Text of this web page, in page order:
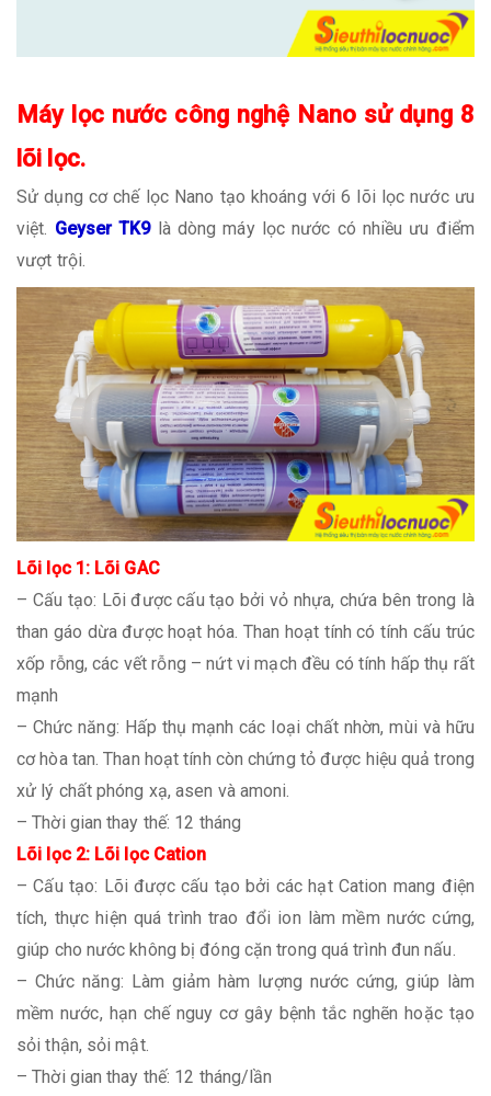
Máy lọc nước công nghệ Nano sử dụng 8
lõi lọc.
Sử dụng cơ chế lọc Nano tạo khoáng với 6 lõi lọc nước ưu
việt. Geyser TK9 là dòng máy lọc nước có nhiều ưu điểm
vượt trội.
Lõi lọc 1: Lõi GAC
– Cấu tạo: Lõi được cấu tạo bởi vỏ nhựa, chứa bên trong là
than gáo dừa được hoạt hóa. Than hoạt tính có tính cấu trúc
xốp rỗng, các vết rỗng – nứt vi mạch đều có tính hấp thụ rất
mạnh
– Chức năng: Hấp thụ mạnh các loại chất nhờn, mùi và hữu
cơ hòa tan. Than hoạt tính còn chứng tỏ được hiệu quả trong
xử lý chất phóng xạ, asen và amoni.
– Thời gian thay thế: 12 tháng
Lõi lọc 2: Lõi lọc Cation
– Cấu tạo: Lõi được cấu tạo bởi các hạt Cation mang điện
tích, thực hiện quá trình trao đổi ion làm mềm nước cứng,
giúp cho nước không bị đóng cặn trong quá trình đun nấu.
– Chức năng: Làm giảm hàm lượng nước cứng, giúp làm
mềm nước, hạn chế nguy cơ gây bệnh tắc nghẽn hoặc tạo
sỏi thận, sỏi mật.
– Thời gian thay thế: 12 tháng/lần